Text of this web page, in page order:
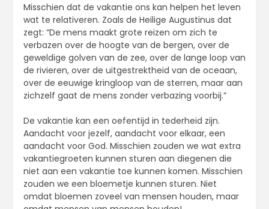
Misschien dat de vakantie ons kan helpen het leven
wat te relativeren. Zoals de Heilige Augustinus dat
zegt: “De mens maakt grote reizen om zich te
verbazen over de hoogte van de bergen, over de
geweldige golven van de zee, over de lange loop van
de rivieren, over de uitgestrektheid van de oceaan,
over de eeuwige kringloop van de sterren, maar aan
zichzelf gaat de mens zonder verbazing voorbij.”
De vakantie kan een oefentijd in tederheid zijn.
Aandacht voor jezelf, aandacht voor elkaar, een
aandacht voor God. Misschien zouden we wat extra
vakantiegroeten kunnen sturen aan diegenen die
niet aan een vakantie toe kunnen komen. Misschien
zouden we een bloemetje kunnen sturen. Niet
omdat bloemen zoveel van mensen houden, maar